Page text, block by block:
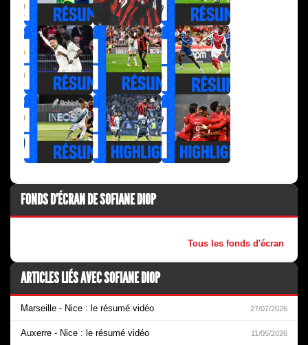
FONDS D'ÉCRAN DE SOFIANE DIOP
Tous les fonds d'écran
ARTICLES LIÉS AVEC SOFIANE DIOP
Marseille - Nice : le résumé vidéo 27/07/2026
Auxerre - Nice : le résumé vidéo 11/05/2026